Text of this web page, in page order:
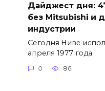
Дайджест дня:
без Mitsubishi и
индустрии
Сегодня Ниве
апреля 1977 года
0 86